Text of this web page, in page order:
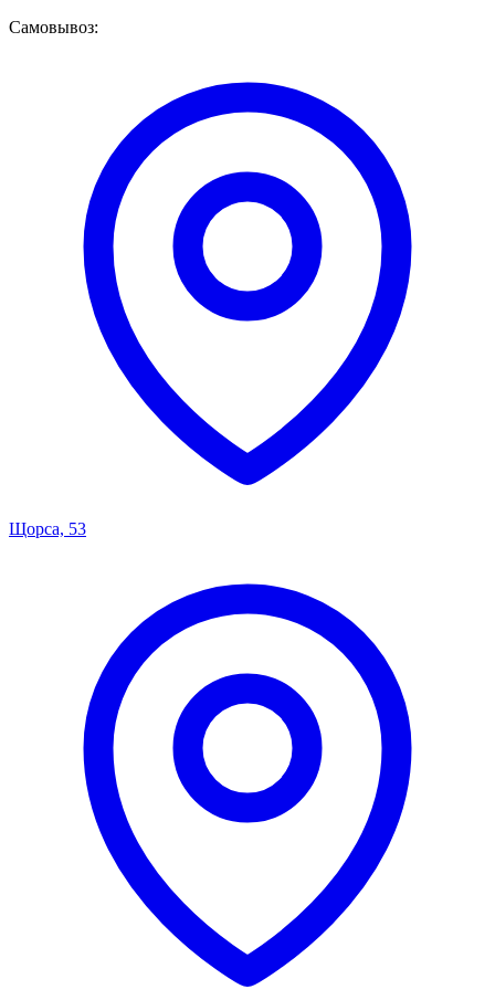
Самовывоз:
Щорса, 53